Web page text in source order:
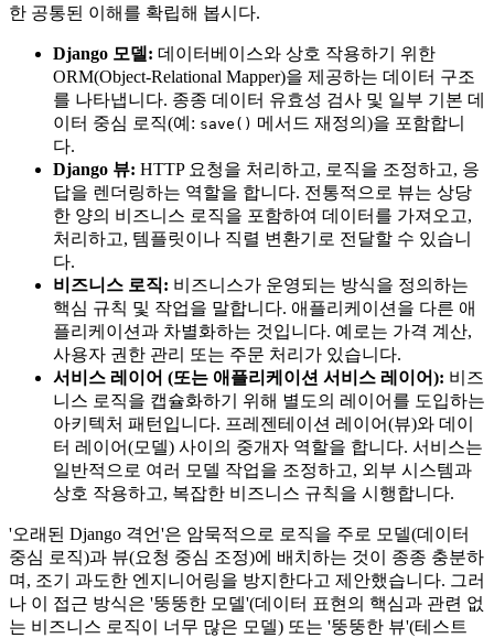
한 공통된 이해를 확립해 봅시다.
Django 모델: 데이터베이스와 상호 작용하기 위한
ORM(Object-Relational Mapper)을 제공하는 데이터 구조
를 나타냅니다. 종종 데이터 유효성 검사 및 일부 기본 데
이터 중심 로직(예: save() 메서드 재정의)을 포함합니
다.
Django 뷰: HTTP 요청을 처리하고, 로직을 조정하고, 응
답을 렌더링하는 역할을 합니다. 전통적으로 뷰는 상당
한 양의 비즈니스 로직을 포함하여 데이터를 가져오고,
처리하고, 템플릿이나 직렬 변환기로 전달할 수 있습니
다.
비즈니스 로직: 비즈니스가 운영되는 방식을 정의하는
핵심 규칙 및 작업을 말합니다. 애플리케이션을 다른 애
플리케이션과 차별화하는 것입니다. 예로는 가격 계산,
사용자 권한 관리 또는 주문 처리가 있습니다.
서비스 레이어 (또는 애플리케이션 서비스 레이어): 비즈
니스 로직을 캡슐화하기 위해 별도의 레이어를 도입하는
아키텍처 패턴입니다. 프레젠테이션 레이어(뷰)와 데이
터 레이어(모델) 사이의 중개자 역할을 합니다. 서비스는
일반적으로 여러 모델 작업을 조정하고, 외부 시스템과
상호 작용하고, 복잡한 비즈니스 규칙을 시행합니다.
'오래된 Django 격언'은 암묵적으로 로직을 주로 모델(데이터
중심 로직)과 뷰(요청 중심 조정)에 배치하는 것이 종종 충분하
며, 조기 과도한 엔지니어링을 방지한다고 제안했습니다. 그러
나 이 접근 방식은 '뚱뚱한 모델'(데이터 표현의 핵심과 관련 없
는 비즈니스 로직이 너무 많은 모델) 또는 '뚱뚱한 뷰'(테스트